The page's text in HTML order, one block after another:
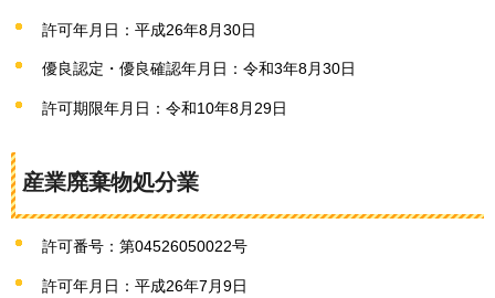
許可年月日：平成26年8月30日
優良認定・優良確認年月日：令和3年8月30日
許可期限年月日：令和10年8月29日
産業廃棄物処分業
許可番号：第04526050022号
許可年月日：平成26年7月9日